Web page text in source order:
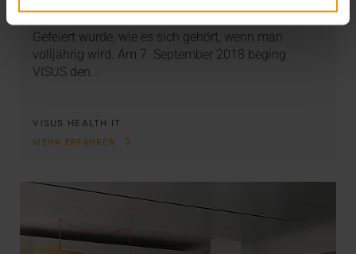
10.09.2018
Gefeiert wurde, wie es sich gehört, wenn man
volljährig wird. Am 7. September 2018 beging
VISUS den…
VISUS HEALTH IT
MEHR ERFAHREN